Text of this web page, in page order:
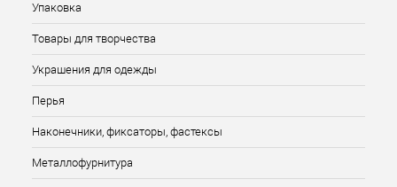
Упаковка
Товары для творчества
Украшения для одежды
Перья
Наконечники, фиксаторы, фастексы
Металлофурнитура